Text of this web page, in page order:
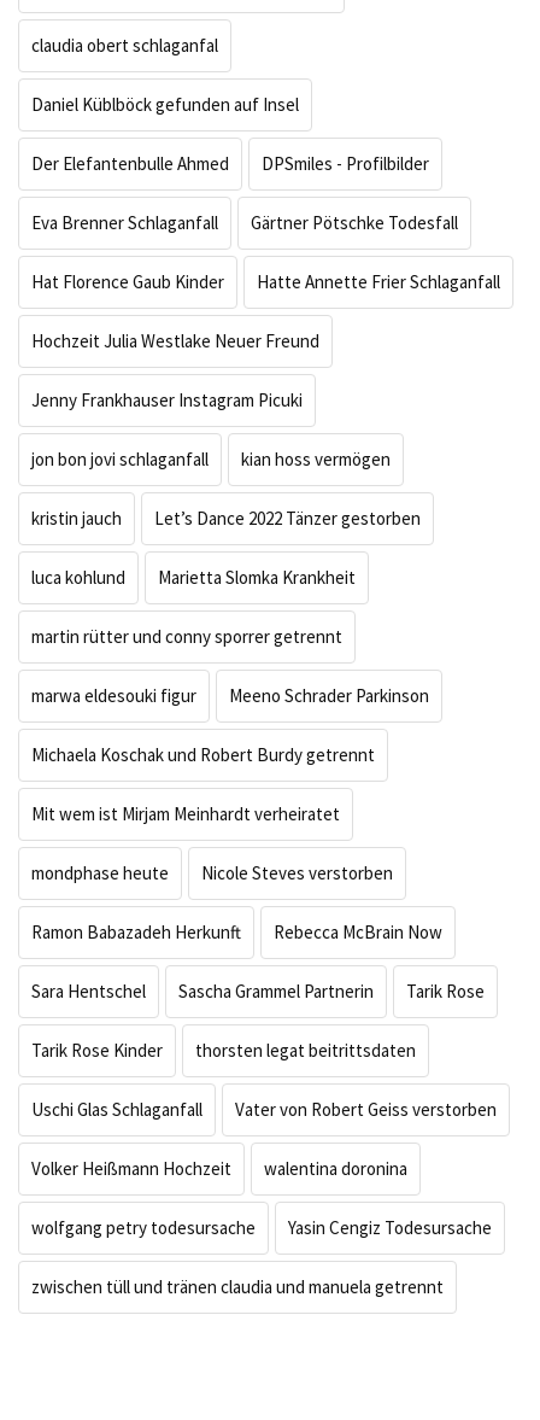
claudia obert schlaganfal
Daniel Küblböck gefunden auf Insel
Der Elefantenbulle Ahmed DPSmiles - Profilbilder
Eva Brenner Schlaganfall Gärtner Pötschke Todesfall
Hat Florence Gaub Kinder Hatte Annette Frier Schlaganfall
Hochzeit Julia Westlake Neuer Freund
Jenny Frankhauser Instagram Picuki
jon bon jovi schlaganfall kian hoss vermögen
kristin jauch Let’s Dance 2022 Tänzer gestorben
luca kohlund Marietta Slomka Krankheit
martin rütter und conny sporrer getrennt
marwa eldesouki figur Meeno Schrader Parkinson
Michaela Koschak und Robert Burdy getrennt
Mit wem ist Mirjam Meinhardt verheiratet
mondphase heute Nicole Steves verstorben
Ramon Babazadeh Herkunft Rebecca McBrain Now
Sara Hentschel Sascha Grammel Partnerin Tarik Rose
Tarik Rose Kinder thorsten legat beitrittsdaten
Uschi Glas Schlaganfall Vater von Robert Geiss verstorben
Volker Heißmann Hochzeit walentina doronina
wolfgang petry todesursache Yasin Cengiz Todesursache
zwischen tüll und tränen claudia und manuela getrennt